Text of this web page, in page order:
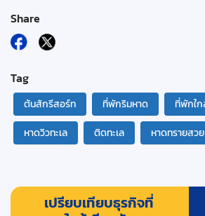
Share
Tag
ต้นสักรีสอร์ท ที่พักริมหาด
ที่พักใ
หาดวิวทะเล
ติดทะเล หาดทรายสวย
เปรียบเทียบธุรกิจที่